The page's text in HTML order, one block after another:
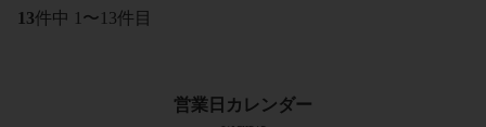
13件中 1〜13件目